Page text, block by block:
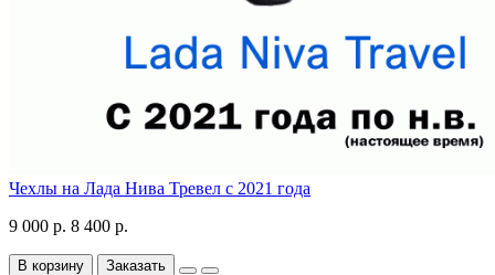
Чехлы на Лада Нива Тревел с 2021 года
9 000 р. 8 400 р.
В корзину Заказать